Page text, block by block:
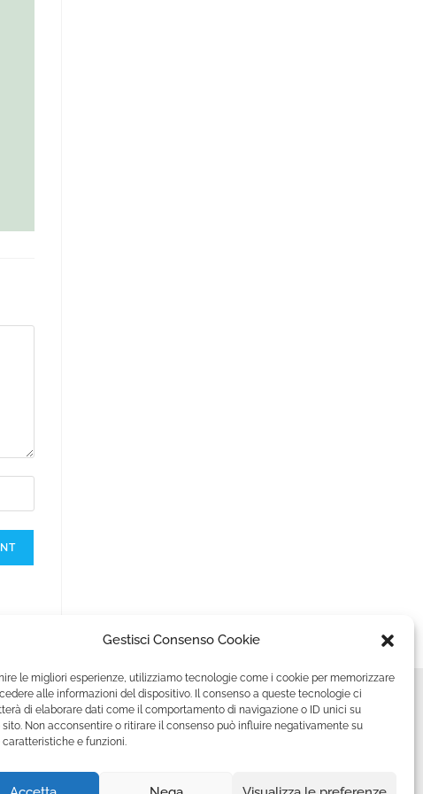
Gestisci Consenso Cookie
le migliori esperienze, utilizziamo tecnologie come i cookie per memorizzare
alle informazioni del dispositivo. Il consenso a queste tecnologie ci
di elaborare dati come il comportamento di navigazione o ID unici su
sito. Non acconsentire o ritirare il consenso può influire negativamente su
caratteristiche e funzioni.